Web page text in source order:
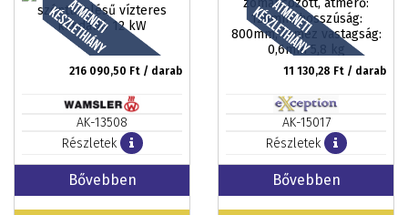
216 090,50 Ft / darab
AK-13508
Részletek
Bővebben
0,6mm 5,8 kg
11 130,28 Ft / darab
AK-15017
Részletek
Bővebben